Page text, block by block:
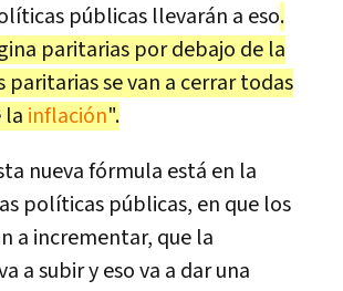
públicas llevarán a eso.
paritarias por debajo de la
paritarias se van a cerrar todas
la inflación".
nueva fórmula está en la
políticas públicas, en que los
a incrementar, que la
a subir y eso va a dar una